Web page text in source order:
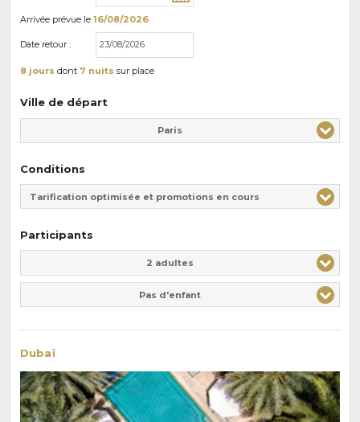
Arrivée prévue le 16/08/2026
Date retour :
8 jours dont 7 nuits sur place
Ville de départ
Paris
Conditions
Tarification optimisée et promotions en cours
Participants
2 adultes
Pas d'enfant
Dubaï